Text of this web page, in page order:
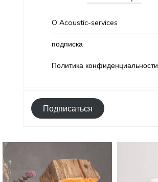
O Acoustic-services
подписка
Политика конфиденциальности
Подписаться